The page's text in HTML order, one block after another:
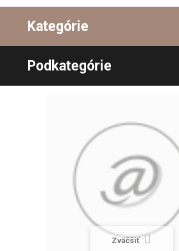
Kategórie
Podkategórie
Zväčšiť